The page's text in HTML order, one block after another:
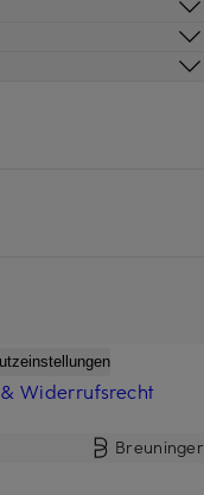
Widerrufsrecht
Breuninger